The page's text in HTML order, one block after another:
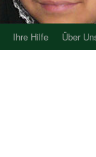
Ihre Hilfe Über